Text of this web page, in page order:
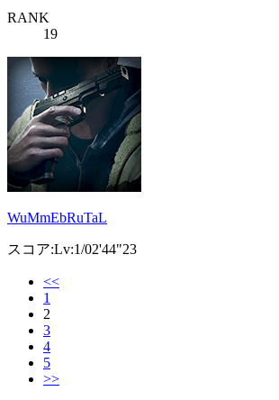
RANK
19
WuMmEbRuTaL
スコア:Lv:1/02'44"23
<<
1
2
3
4
5
>>